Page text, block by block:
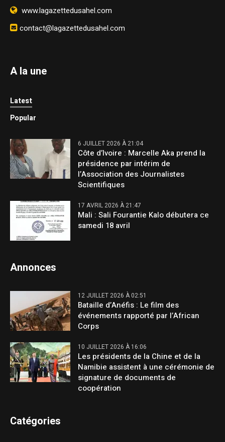
www.lagazettedusahel.com
contact@lagazettedusahel.com
A la une
Latest
Popular
6 JUILLET 2026 À 21:04
Côte d’Ivoire : Marcelle Aka prend la
présidence par intérim de
l’Association des Journalistes
Scientifiques
17 AVRIL 2026 À 21:47
Mali : Sali Fourantie Kalo débutera ce
samedi 18 avril
Annonces
12 JUILLET 2026 À 02:51
Bataille d’Anéfis : Le film des
événements rapporté par l’African
Corps
10 JUILLET 2026 À 16:06
Les présidents de la Chine et de la
Namibie assistent à une cérémonie de
signature de documents de
coopération
Catégories